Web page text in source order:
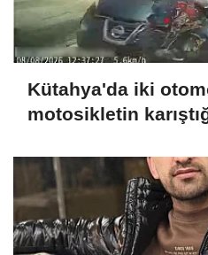
Kütahya'da iki
motosikletin